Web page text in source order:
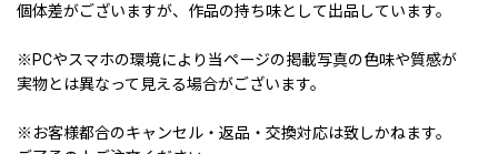
個体差がございますが、作品の持ち味として出品しています。
※PCやスマホの環境により当ページの掲載写真の色味や質感が
実物とは異なって見える場合がございます。
※お客様都合のキャンセル・返品・交換対応は致しかねます。